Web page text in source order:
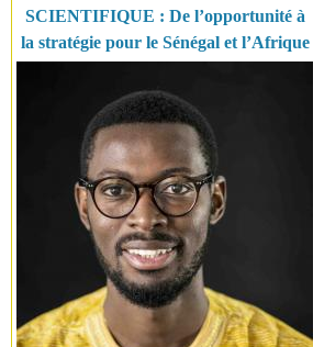
SCIENTIFIQUE : De l’opportunité à
la stratégie pour le Sénégal et l’Afrique